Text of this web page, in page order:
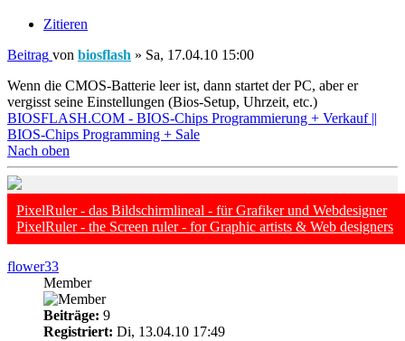
Zitieren
Beitrag von biosflash » Sa, 17.04.10 15:00
Wenn die CMOS-Batterie leer ist, dann startet der PC, aber er
vergisst seine Einstellungen (Bios-Setup, Uhrzeit, etc.)
BIOSFLASH.COM - BIOS-Chips Programmierung + Verkauf ||
BIOS-Chips Programming + Sale
Nach oben
PixelRuler - das Bildschirmlineal - für Grafiker und Webdesigner
PixelRuler - the Screen ruler - for Graphic artists & Web designers
flower33
Member
Beiträge: 9
Registriert: Di, 13.04.10 17:49